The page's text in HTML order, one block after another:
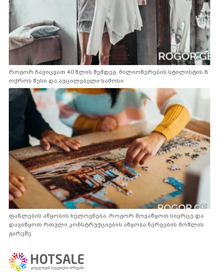
როგორ ჩავიცვათ 40 წლის შემდეგ: მილიონერების სტილისტის 8
ოქროს წესი და აუცილებელი სამოსი
ფაზლების აწყობის ხელოვნება: როგორ მოვაწყოთ სივრცე და
დავიწყოთ რთული კონსტრუქციების აწყობა ნერვების მოშლის
გარეშე